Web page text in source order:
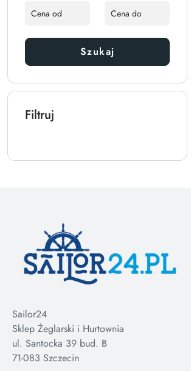
Szukaj
Filtruj
Sailor24
Sklep Żeglarski i Hurtownia
ul. Santocka 39 bud. B
71-083 Szczecin